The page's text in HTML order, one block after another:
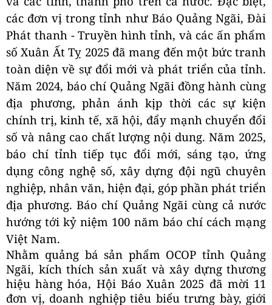
các đơn vị trong tỉnh như Báo Quảng Ngãi, Đài
Phát thanh - Truyền hình tỉnh, và các ấn phẩm
số Xuân Ất Tỵ 2025 đã mang đến một bức tranh
toàn diện về sự đổi mới và phát triển của tỉnh.
Năm 2024, báo chí Quảng Ngãi đồng hành cùng
địa phương, phản ánh kịp thời các sự kiện
chính trị, kinh tế, xã hội, đẩy mạnh chuyển đổi
số và nâng cao chất lượng nội dung. Năm 2025,
báo chí tỉnh tiếp tục đổi mới, sáng tạo, ứng
dụng công nghệ số, xây dựng đội ngũ chuyên
nghiệp, nhân văn, hiện đại, góp phần phát triển
địa phương. Báo chí Quảng Ngãi cùng cả nước
hướng tới kỷ niệm 100 năm báo chí cách mạng
Việt Nam.
Nhằm quảng bá sản phẩm OCOP tỉnh Quảng
Ngãi, kích thích sản xuất và xây dựng thương
hiệu hàng hóa, Hội Báo Xuân 2025 đã mời 11
đơn vị, doanh nghiệp tiêu biểu trưng bày, giới